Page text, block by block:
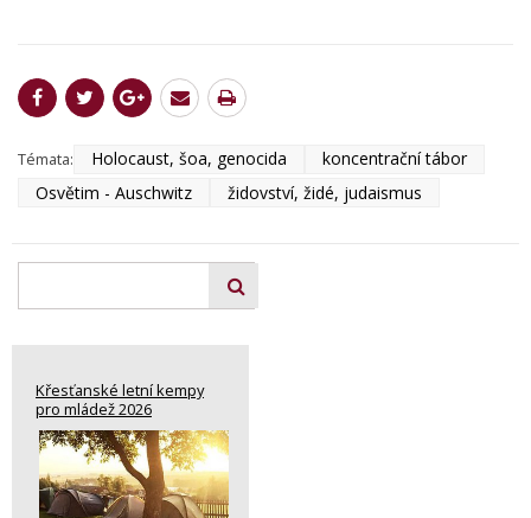
Témata: Holocaust, šoa, genocida
koncentrační tábor
Osvětim - Auschwitz
židovství, židé, judaismus
Křesťanské letní kempy
pro mládež 2026